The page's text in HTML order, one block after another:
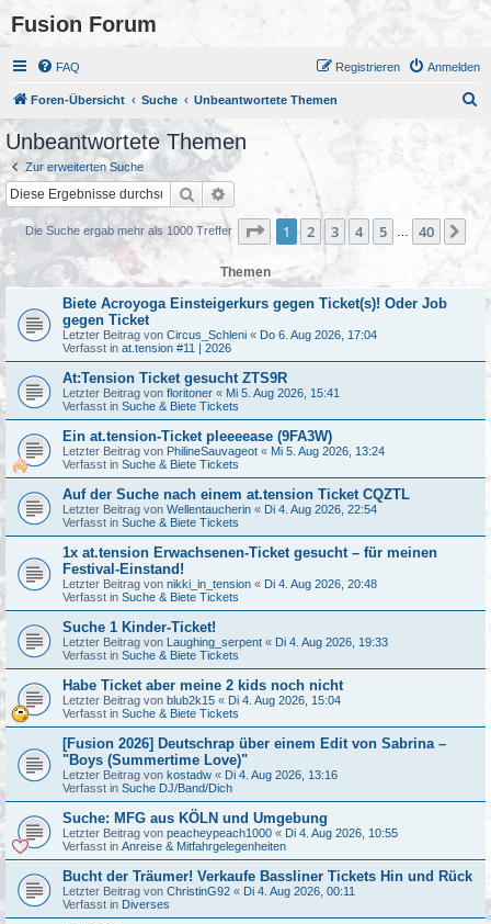
Fusion Forum
FAQ Anmelden
Registrieren
Foren-Übersicht Suche Unbeantwortete Themen
Unbeantwortete Themen
Zur erweiterten Suche
Suche Erweiterte Suche
Die Suche ergab mehr als 1000 Treffer Seite 1von 40
1 2 3 4 5 40
Themen
Biete Acroyoga Einsteigerkurs gegen Ticket(s)! Oder Job
gegen Ticket
Letzter Beitrag von Circus_Schleni « Do 6. Aug 2026, 17:04
Verfasst in at.tension #11 | 2026
At:Tension Ticket gesucht ZTS9R
Letzter Beitrag von floritoner « Mi 5. Aug 2026, 15:41
Verfasst in Suche & Biete Tickets
Ein at.tension-Ticket pleeeease (9FA3W)
Letzter Beitrag von PhilineSauvageot « Mi 5. Aug 2026, 13:24
Verfasst in Suche & Biete Tickets
Auf der Suche nach einem at.tension Ticket CQZTL
Letzter Beitrag von Wellentaucherin « Di 4. Aug 2026, 22:54
Verfasst in Suche & Biete Tickets
1x at.tension Erwachsenen-Ticket gesucht – für meinen
Festival-Einstand!
Letzter Beitrag von nikki_in_tension « Di 4. Aug 2026, 20:48
Verfasst in Suche & Biete Tickets
Suche 1 Kinder-Ticket!
Letzter Beitrag von Laughing_serpent « Di 4. Aug 2026, 19:33
Verfasst in Suche & Biete Tickets
Habe Ticket aber meine 2 kids noch nicht
Letzter Beitrag von blub2k15 « Di 4. Aug 2026, 15:04
Verfasst in Suche & Biete Tickets
[Fusion 2026] Deutschrap über einem Edit von Sabrina –
"Boys (Summertime Love)"
Letzter Beitrag von kostadw « Di 4. Aug 2026, 13:16
Verfasst in Suche DJ/Band/Dich
Suche: MFG aus KÖLN und Umgebung
Letzter Beitrag von peacheypeach1000 « Di 4. Aug 2026, 10:55
Verfasst in Anreise & Mitfahrgelegenheiten
Bucht der Träumer! Verkaufe Bassliner Tickets Hin und Rück
Letzter Beitrag von ChristinG92 « Di 4. Aug 2026, 00:11
Verfasst in Diverses